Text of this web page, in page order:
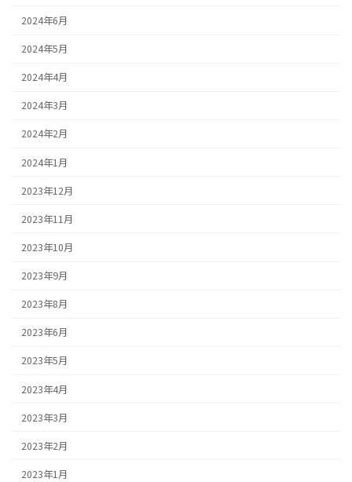
2024年6月
2024年5月
2024年4月
2024年3月
2024年2月
2024年1月
2023年12月
2023年11月
2023年10月
2023年9月
2023年8月
2023年6月
2023年5月
2023年4月
2023年3月
2023年2月
2023年1月